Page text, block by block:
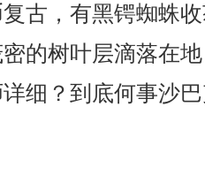
古，有黑锷蜘蛛
的树叶层滴落在
细？到底何事沙